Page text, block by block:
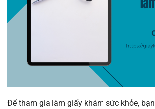
Để tham gia làm giấy khám sức khỏe,